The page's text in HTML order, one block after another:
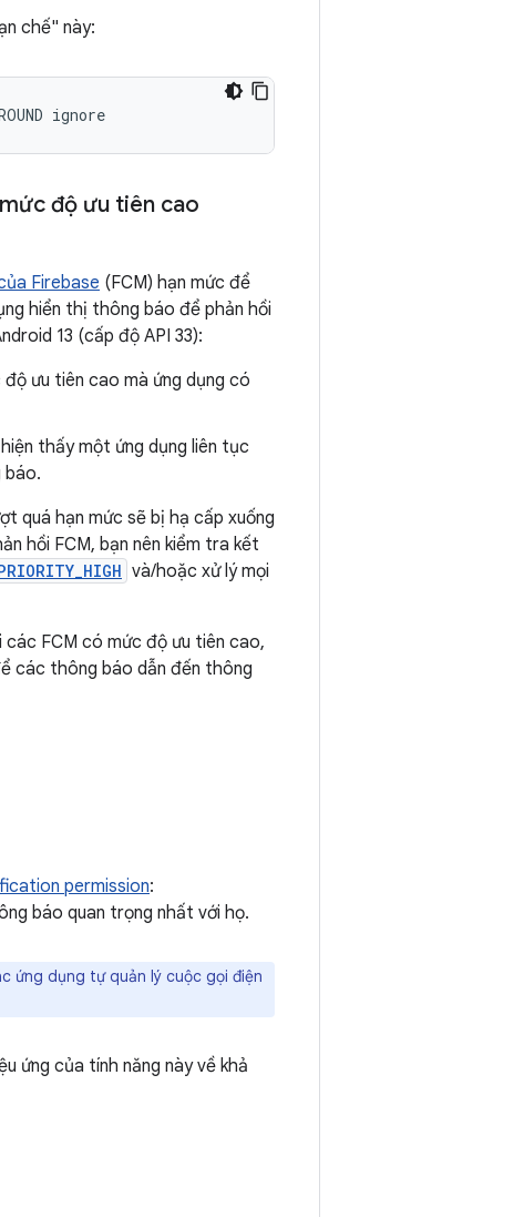
chế" này:
độ ưu tiên cao
Firebase (FCM) hạn mức để
hiển thị thông báo để phản hồi
13 (cấp độ API 33):
ưu tiên cao mà ứng dụng có
thấy một ứng dụng liên tục
báo.
quá hạn mức sẽ bị hạ cấp xuống
hồi FCM, bạn nên kiểm tra kết
và/hoặc xử lý mọi
các FCM có mức độ ưu tiên cao,
các thông báo dẫn đến thông
permission:
báo quan trọng nhất với họ.
ứng dụng tự quản lý cuộc gọi điện
ứng của tính năng này về khả